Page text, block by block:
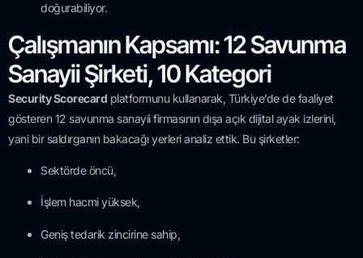
doğurabiliyor.
Çalışmanın Kapsamı: 12 Savunma
Sanayii Şirketi, 10 Kategori
Security Scorecard platformunu kullanarak, Türkiye’de de faaliyet
gösteren 12 savunma sanayii firmasının dışa açık dijital ayak izlerini,
yani bir saldırganın bakacağı yerleri analiz ettik. Bu şirketler:
Sektörde öncü,
İşlem hacmi yüksek,
Geniş tedarik zincirine sahip,